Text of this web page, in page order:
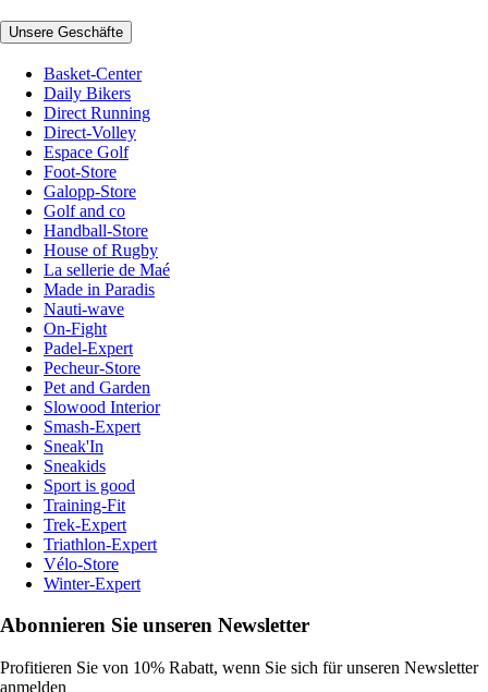
Unsere Geschäfte
Basket-Center
Daily Bikers
Direct Running
Direct-Volley
Espace Golf
Foot-Store
Galopp-Store
Golf and co
Handball-Store
House of Rugby
La sellerie de Maé
Made in Paradis
Nauti-wave
On-Fight
Padel-Expert
Pecheur-Store
Pet and Garden
Slowood Interior
Smash-Expert
Sneak'In
Sneakids
Sport is good
Training-Fit
Trek-Expert
Triathlon-Expert
Vélo-Store
Winter-Expert
Abonnieren Sie unseren Newsletter
Profitieren Sie von 10% Rabatt, wenn Sie sich für unseren Newsletter
anmelden